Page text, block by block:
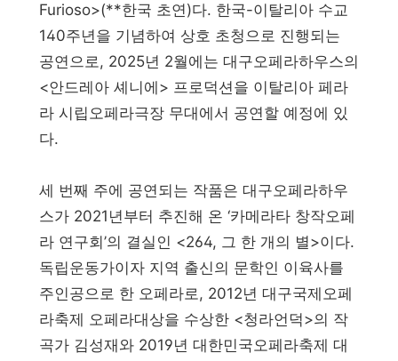
Furioso>(**한국 초연)다. 한국-이탈리아 수교
140주년을 기념하여 상호 초청으로 진행되는
공연으로, 2025년 2월에는 대구오페라하우스의
<안드레아 셰니에> 프로덕션을 이탈리아 페라
라 시립오페라극장 무대에서 공연할 예정에 있
다.
세 번째 주에 공연되는 작품은 대구오페라하우
스가 2021년부터 추진해 온 ‘카메라타 창작오페
라 연구회’의 결실인 <264, 그 한 개의 별>이다.
독립운동가이자 지역 출신의 문학인 이육사를
주인공으로 한 오페라로, 2012년 대구국제오페
라축제 오페라대상을 수상한 <청라언덕>의 작
곡가 김성재와 2019년 대한민국오페라축제 대